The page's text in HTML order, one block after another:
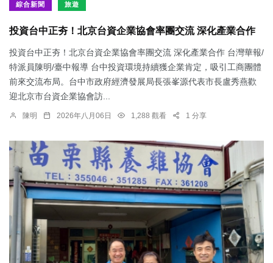
綜合新聞 旅遊
投資台中正夯！北京台資企業協會率團交流 深化產業合作
投資台中正夯！北京台資企業協會率團交流 深化產業合作 台灣華報/
特派員陳明/臺中報導 台中投資環境持續獲企業肯定，吸引工商團體
前來交流布局。台中市政府經濟發展局長張峯源代表市長盧秀燕歡
迎北京市台資企業協會訪...
陳明 2026年八月06日 1,288 觀看 1 分享